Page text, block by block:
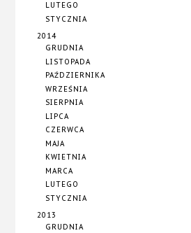
LUTEGO
STYCZNIA
2014
GRUDNIA
LISTOPADA
PAŹDZIERNIKA
WRZEŚNIA
SIERPNIA
LIPCA
CZERWCA
MAJA
KWIETNIA
MARCA
LUTEGO
STYCZNIA
2013
GRUDNIA